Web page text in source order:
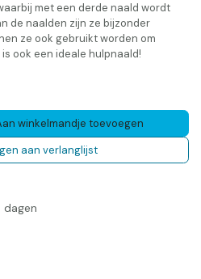
met een derde naald wordt
de naalden zijn ze bijzonder
ze ook gebruikt worden om
ook een ideale hulpnaald!
winkelmandje toevoegen
aan verlanglijst